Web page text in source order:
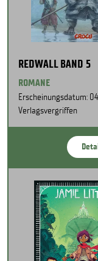
REDWALL BAND 5
ROMANE
Erscheinungsdatum:
Verlagsvergriffen